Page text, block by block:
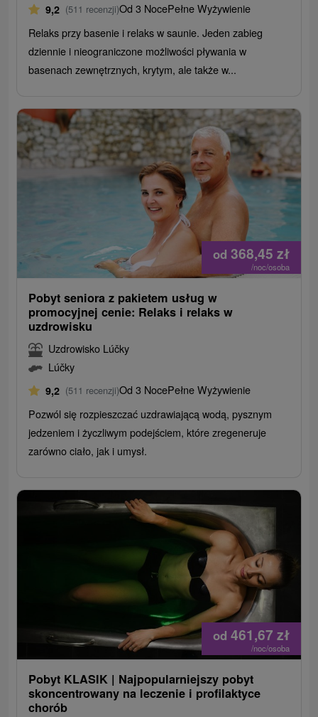
9,2 (511 recenzji)Od 3 NocePełne Wyżywienie
Relaks przy basenie i relaks w saunie. Jeden zabieg
dziennie i nieograniczone możliwości pływania w
basenach zewnętrznych, krytym, ale także w...
od 368,45 zł
/noc/osoba
Pobyt seniora z pakietem usług w
promocyjnej cenie: Relaks i relaks w
uzdrowisku
Uzdrowisko Lúčky
Lúčky
9,2 (511 recenzji)Od 3 NocePełne Wyżywienie
Pozwól się rozpieszczać uzdrawiającą wodą, pysznym
jedzeniem i życzliwym podejściem, które zregeneruje
zarówno ciało, jak i umysł.
od 461,67 zł
/noc/osoba
Pobyt KLASIK | Najpopularniejszy pobyt
skoncentrowany na leczenie i profilaktyce
chorób